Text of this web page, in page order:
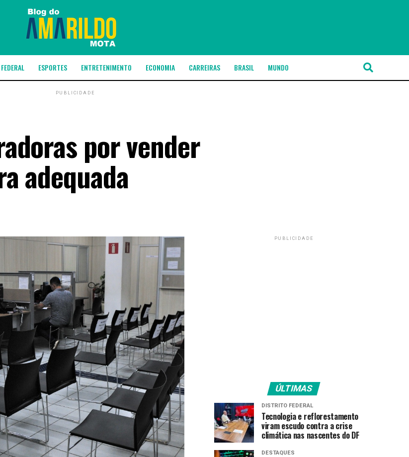
ESPORTES ENTRETENIMENTO ECONOMIA CARREIRAS BRASIL MUNDO
PUBLICIDADE
por vender
adequada
PUBLICIDADE
ÚLTIMAS
DISTRITO FEDERAL
Tecnologia e reflorestamento
viram escudo contra a crise
climática nas nascentes do DF
DESTAQUES